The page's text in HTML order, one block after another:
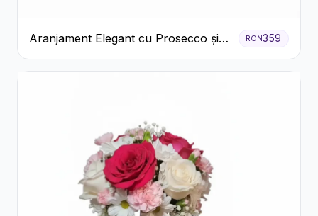
Aranjament Elegant cu Prosecco și
Flori Galbene.
RON359